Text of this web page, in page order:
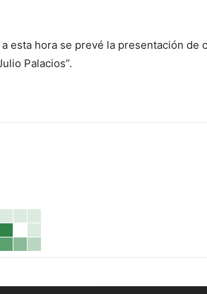
esta hora se prevé la presentación de
Palacios”.